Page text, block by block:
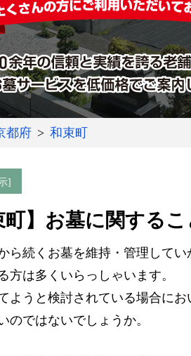
都府 和束町
町】お墓に関する
ら続くお墓を維持・管理して
方は多くいらっしゃいます。
ようと検討されている場合に
のではないでしょうか。